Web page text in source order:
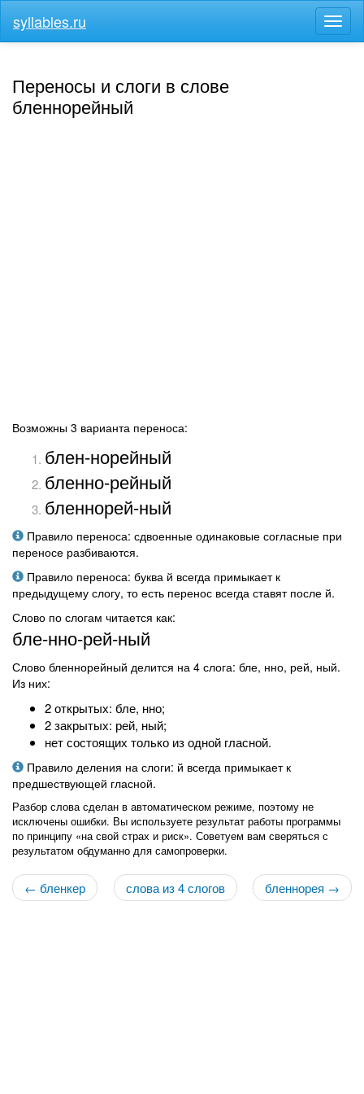
меню
syllables.ru
Переносы и слоги в слове
бленнорейный
Возможны 3 варианта переноса:
блен-норейный
бленно-рейный
бленнорей-ный
Правило переноса: сдвоенные одинаковые согласные при
переносе разбиваются.
Правило переноса: буква й всегда примыкает к
предыдущему слогу, то есть перенос всегда ставят после й.
Слово по слогам читается как:
бле-нно-рей-ный
Слово бленнорейный делится на 4 слога: бле, нно, рей, ный.
Из них:
2 открытых: бле, нно;
2 закрытых: рей, ный;
нет состоящих только из одной гласной.
Правило деления на слоги: й всегда примыкает к
предшествующей гласной.
Разбор слова сделан в автоматическом режиме, поэтому не
исключены ошибки. Вы используете результат работы программы
по принципу «на свой страх и риск». Советуем вам сверяться с
результатом обдуманно для самопроверки.
← бленкер бленнорея →
слова из 4 слогов